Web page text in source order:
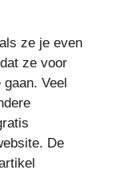
ze je even
ze voor
Veel
De